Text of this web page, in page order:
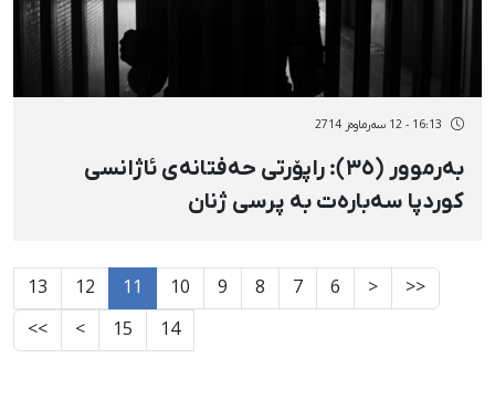
16:13 - 12 سەرماوەز 2714
بەرموور (٣٥): راپۆرتی حەفتانەی ئاژانسی
کوردپا سەبارەت بە پرسی ژنان
<<
<
6
7
8
9
10
11
12
13
14
15
>
>>